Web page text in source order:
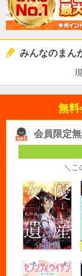
みんなのまん
無料
会員限定
＼こ